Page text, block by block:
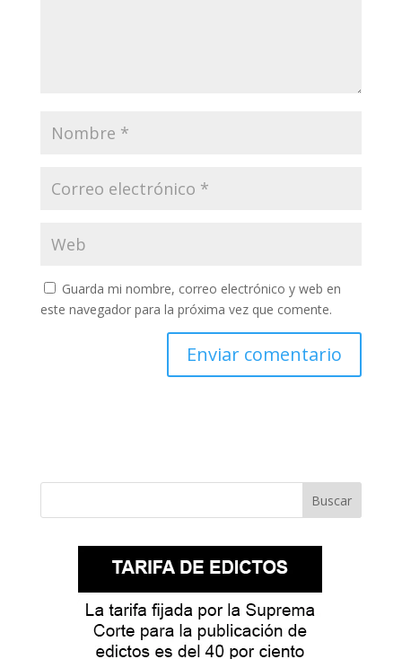
Guarda mi nombre, correo electrónico y web en
este navegador para la próxima vez que comente.
Buscar